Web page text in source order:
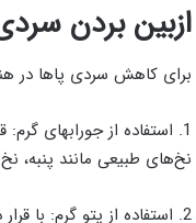
ازبین بردن
برای کاهش سردی پاها در
1. استفاده از جورابهای
نخ‌های طبیعی مانند پنبه،
2. استفاده از پتو گرم: با